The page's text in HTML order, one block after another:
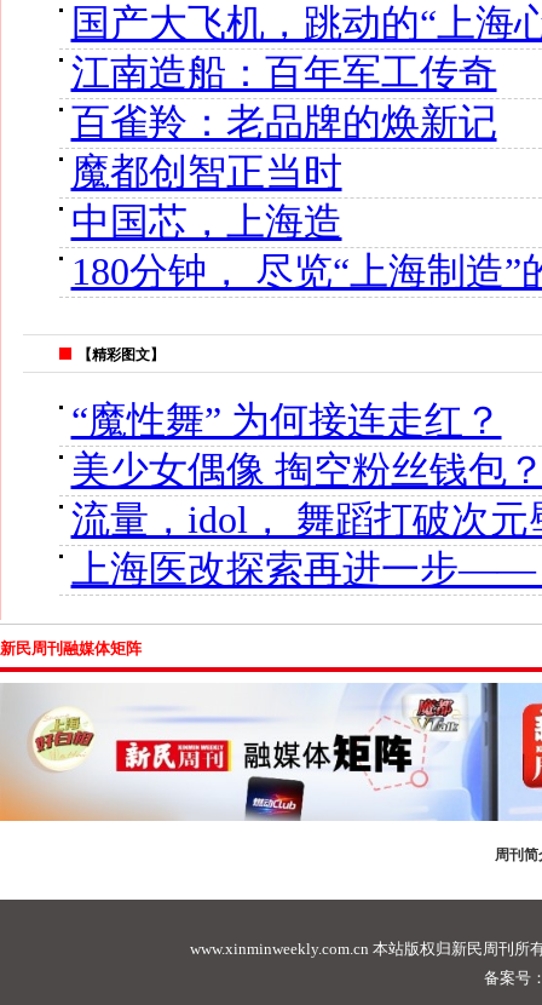
国产大飞机，跳动的“上海
江南造船：百年军工传奇
百雀羚：老品牌的焕新记
魔都创智正当时
中国芯，上海造
180分钟， 尽览“上海制造”
【精彩图文】
“魔性舞” 为何接连走红？
美少女偶像 掏空粉丝钱包
流量，idol， 舞蹈打破次元
上海医改探索再进一步——
新民周刊融媒体矩阵
周刊简
www.xinminweekly.com.cn 本站版权归新民周刊所
备案号